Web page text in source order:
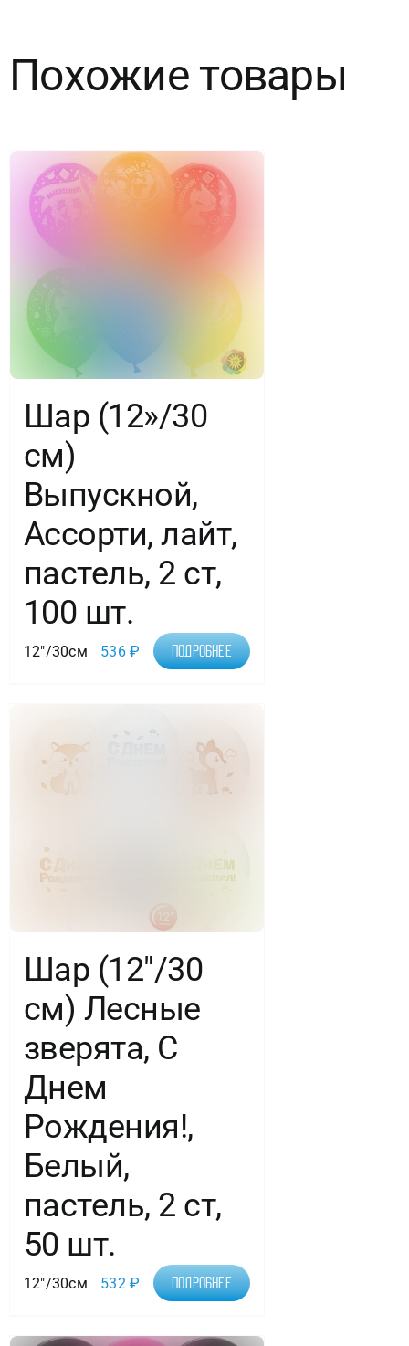
цв.,25
Похожие товары
Шар (12»/30
см)
Выпускной,
Ассорти, лайт,
пастель, 2 ст,
100 шт.
12"/30см 536₽ Подробнее
Шар (12″/30
см) Лесные
зверята, С
Днем
Рождения!,
Белый,
пастель, 2 ст,
50 шт.
12"/30см 532₽ Подробнее